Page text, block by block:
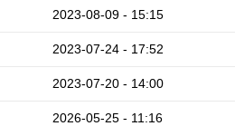
2023-08-09 - 15:15
2023-07-24 - 17:52
2023-07-20 - 14:00
2026-05-25 - 11:16